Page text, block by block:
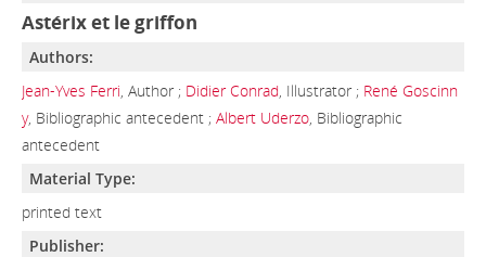
Astérix et le griffon
Authors:
Jean-Yves Ferri, Author ; Didier Conrad, Illustrator ; René Goscinn
y, Bibliographic antecedent ; Albert Uderzo, Bibliographic
antecedent
Material Type:
printed text
Publisher: